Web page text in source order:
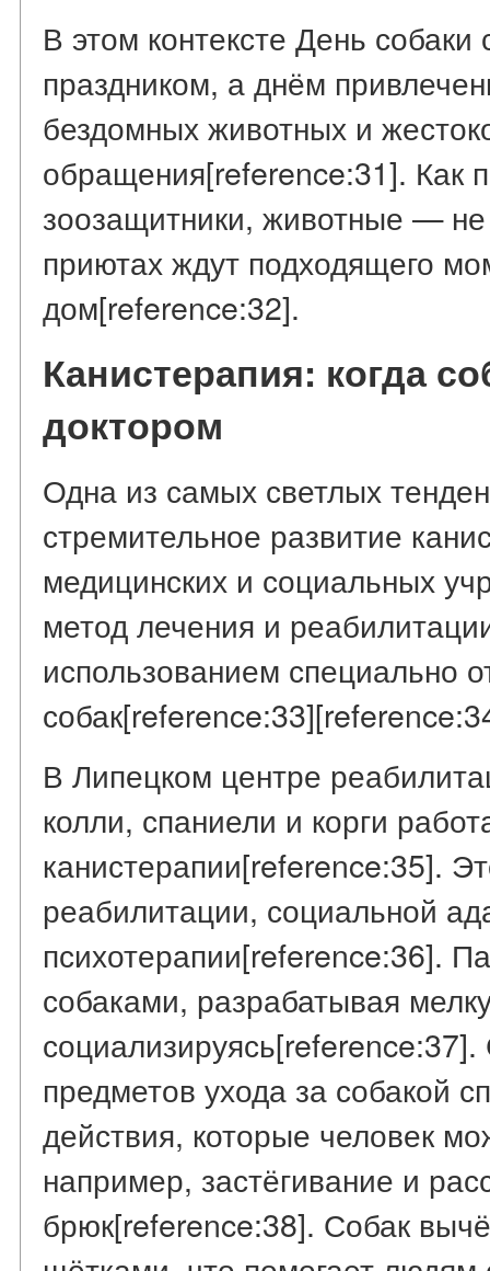
В этом контексте День собаки
праздником, а днём
бездомных животных и
обращения[reference:31]. Как
зоозащитники, животные —
приютах ждут подходящего
дом[reference:32].
Канистерапия: когда
доктором
Одна из самых светлых
стремительное развитие
медицинских и социальных
метод лечения и
использованием специально
В Липецком центре
колли, спаниели и корги
канистерапии[reference:35].
реабилитации, социальной
психотерапии[reference:36].
собаками, разрабатывая
предметов ухода за собакой
действия, которые человек
например, застёгивание и
брюк[reference:38]. Собак